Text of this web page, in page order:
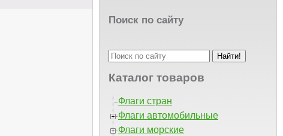
Поиск по сайту
Каталог товаров
Флаги стран
Флаги автомобильные
Флаги морские